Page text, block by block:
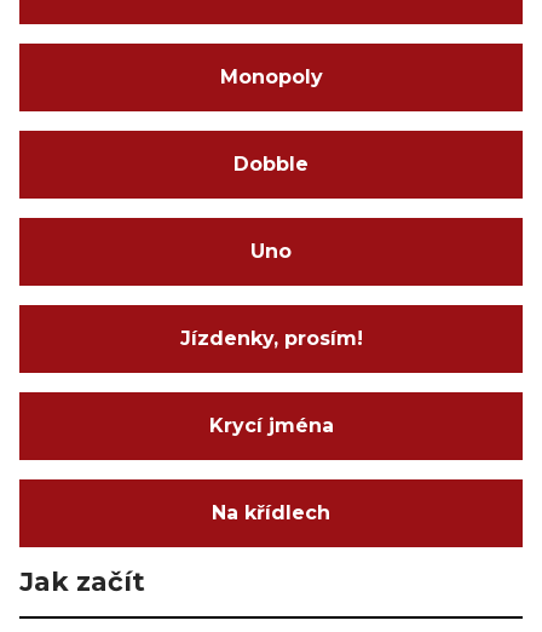
Monopoly
Dobble
Uno
Jízdenky, prosím!
Krycí jména
Na křídlech
Jak začít